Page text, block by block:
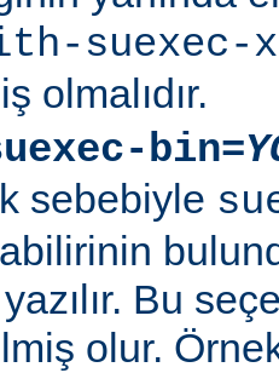
suexec-
olmalıdır.
bin=
sebebiyle
Bu
olur.